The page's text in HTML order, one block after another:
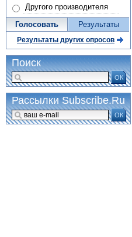
Другого производителя
Голосовать Результаты
Результаты других опросов
Поиск
ОК
Рассылки Subscribe.Ru
ОК